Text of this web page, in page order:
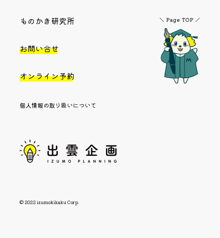
ものかき研究所
お問い合せ
オンライン予約
個人情報の取り扱いについて
© 2022 izumokikaku Corp.